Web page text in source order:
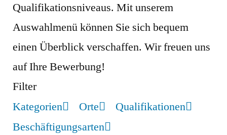
Qualifikationsniveaus. Mit unserem
Auswahlmenü können Sie sich bequem
einen Überblick verschaffen. Wir freuen uns
auf Ihre Bewerbung!
Filter
Kategorien
Orte
Qualifikationen
Beschäftigungsarten